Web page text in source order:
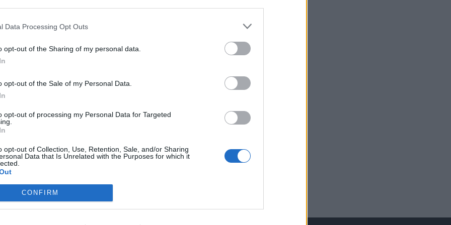
Data Processing Opt Outs
opt-out of the Sharing of my personal data.
opt-out of the Sale of my Personal Data.
opt-out of processing my Personal Data for Targeted
opt-out of Collection, Use, Retention, Sale, and/or Sharing
Data that Is Unrelated with the Purposes for which it
CONFIRM
cikkarchívum
elmúlt 2 év napon belüli
VAGY?